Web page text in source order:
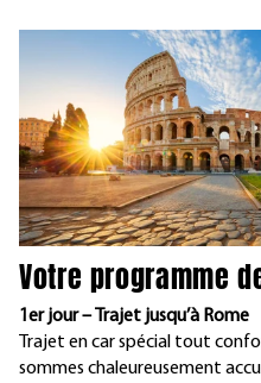
Votre programme
1er jour – Trajet jusqu’à Rome
Trajet en car spécial tout
sommes chaleureusement